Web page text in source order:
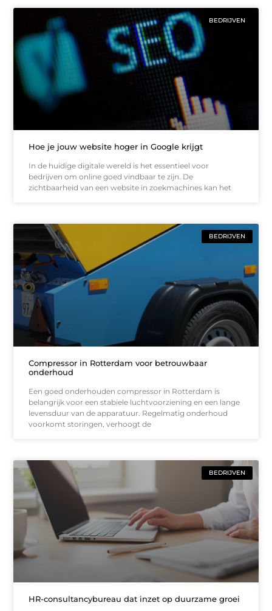
BEDRIJVEN
Hoe je jouw website hoger in Google krijgt
In de huidige digitale wereld is het essentieel voor
bedrijven om online goed vindbaar te zijn. De
zichtbaarheid van een website in zoekmachines kan het
BEDRIJVEN
Compressor in Rotterdam voor betrouwbaar
onderhoud
Een goed onderhouden compressor in Rotterdam is
belangrijk voor een stabiele luchtvoorziening en een lange
levensduur van de apparatuur. Regelmatig onderhoud
voorkomt storingen, verhoogt de
BEDRIJVEN
HR-consultancybureau dat inzet op duurzame groei